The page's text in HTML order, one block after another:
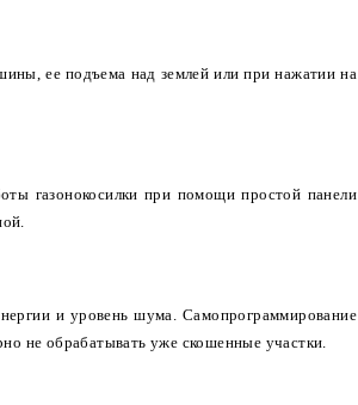
ее подъема над землей или при нажатии на
газонокосилки при помощи простой панели
и уровень шума. Самопрограммирование
не обрабатывать уже скошенные участки.